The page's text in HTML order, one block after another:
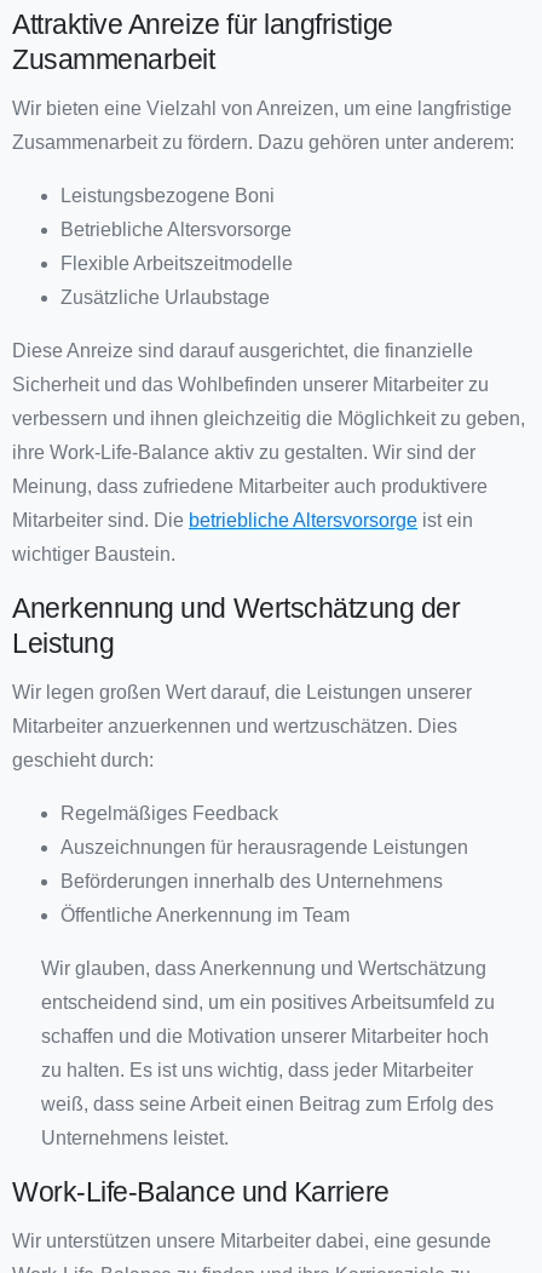
Attraktive Anreize für langfristige
Zusammenarbeit
Wir bieten eine Vielzahl von Anreizen, um eine langfristige
Zusammenarbeit zu fördern. Dazu gehören unter anderem:
Leistungsbezogene Boni
Betriebliche Altersvorsorge
Flexible Arbeitszeitmodelle
Zusätzliche Urlaubstage
Diese Anreize sind darauf ausgerichtet, die finanzielle
Sicherheit und das Wohlbefinden unserer Mitarbeiter zu
verbessern und ihnen gleichzeitig die Möglichkeit zu geben,
ihre Work-Life-Balance aktiv zu gestalten. Wir sind der
Meinung, dass zufriedene Mitarbeiter auch produktivere
Mitarbeiter sind. Die betriebliche Altersvorsorge ist ein
wichtiger Baustein.
Anerkennung und Wertschätzung der
Leistung
Wir legen großen Wert darauf, die Leistungen unserer
Mitarbeiter anzuerkennen und wertzuschätzen. Dies
geschieht durch:
Regelmäßiges Feedback
Auszeichnungen für herausragende Leistungen
Beförderungen innerhalb des Unternehmens
Öffentliche Anerkennung im Team
Wir glauben, dass Anerkennung und Wertschätzung
entscheidend sind, um ein positives Arbeitsumfeld zu
schaffen und die Motivation unserer Mitarbeiter hoch
zu halten. Es ist uns wichtig, dass jeder Mitarbeiter
weiß, dass seine Arbeit einen Beitrag zum Erfolg des
Unternehmens leistet.
Work-Life-Balance und Karriere
Wir unterstützen unsere Mitarbeiter dabei, eine gesunde